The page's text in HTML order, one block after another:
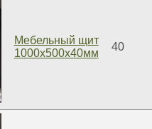
Мебельный щит
1000x500x40мм
40